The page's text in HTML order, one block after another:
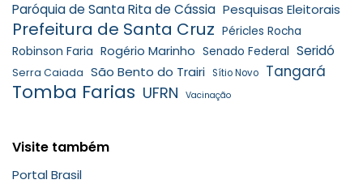
Paróquia de Santa Rita de Cássia Pesquisas Eleitorais
Prefeitura de Santa Cruz Péricles Rocha
Robinson Faria Rogério Marinho Senado Federal Seridó
Serra Caiada São Bento do Trairi Sítio Novo Tangará
Tomba Farias UFRN Vacinação
Visite também
Portal Brasil